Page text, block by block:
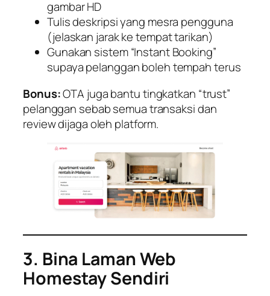
gambar HD
Tulis deskripsi yang mesra pengguna
(jelaskan jarak ke tempat tarikan)
Gunakan sistem “Instant Booking”
supaya pelanggan boleh tempah terus
Bonus:OTA juga bantu tingkatkan “trust”
pelanggan sebab semua transaksi dan
review dijaga oleh platform.
3. Bina Laman Web
Homestay Sendiri